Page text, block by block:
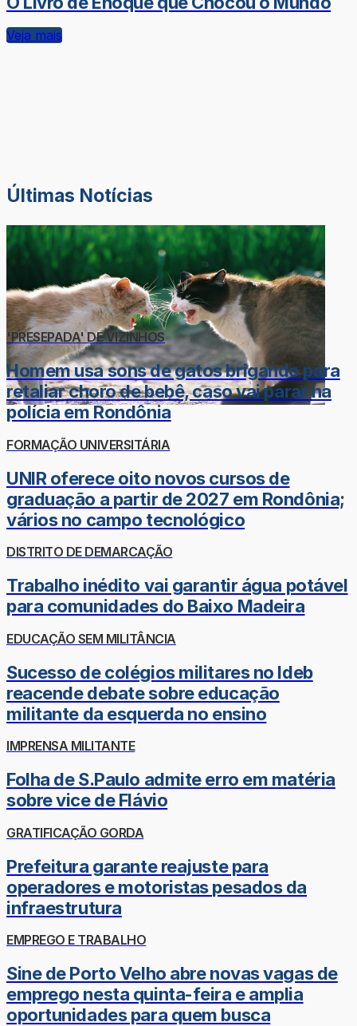
Veja mais
Últimas Notícias
'PRESEPADA' DE VIZINHOS
Homem usa sons de gatos brigando para
retaliar choro de bebê, caso vai parar na
polícia em Rondônia
FORMAÇÃO UNIVERSITÁRIA
UNIR oferece oito novos cursos de
graduação a partir de 2027 em Rondônia;
vários no campo tecnológico
DISTRITO DE DEMARCAÇÃO
Trabalho inédito vai garantir água potável
para comunidades do Baixo Madeira
EDUCAÇÃO SEM MILITÂNCIA
Sucesso de colégios militares no Ideb
reacende debate sobre educação
militante da esquerda no ensino
IMPRENSA MILITANTE
Folha de S.Paulo admite erro em matéria
sobre vice de Flávio
GRATIFICAÇÃO GORDA
Prefeitura garante reajuste para
operadores e motoristas pesados da
infraestrutura
EMPREGO E TRABALHO
Sine de Porto Velho abre novas vagas de
emprego nesta quinta-feira e amplia
oportunidades para quem busca